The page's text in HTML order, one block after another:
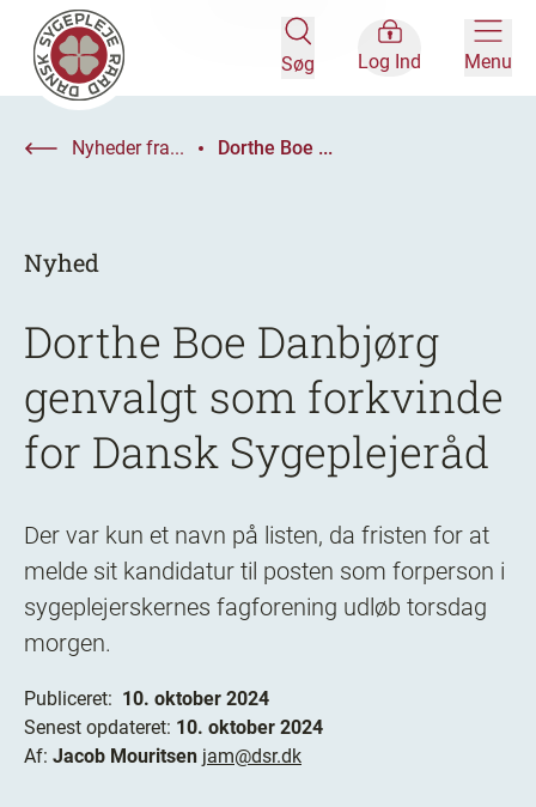
Søg Log Ind Menu
Nyheder fra... Dorthe Boe ...
Nyhed
Dorthe Boe Danbjørg
genvalgt som forkvinde
for Dansk Sygeplejeråd
Der var kun et navn på listen, da fristen for at
melde sit kandidatur til posten som forperson i
sygeplejerskernes fagforening udløb torsdag
morgen.
Publiceret: 10. oktober 2024
Senest opdateret: 10. oktober 2024
Af: Jacob Mouritsen jam@dsr.dk